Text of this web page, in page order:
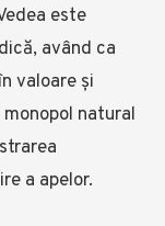
este
având ca
valoare și
natural
a apelor.